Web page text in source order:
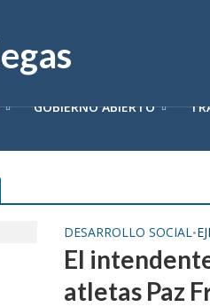
GOBIERNO ABIERTO
DESARROLLO SOCIAL•
El
atletas Paz